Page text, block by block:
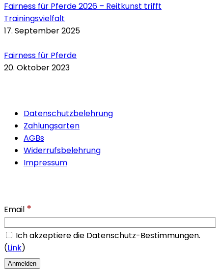
Fairness für Pferde 2026 – Reitkunst trifft
Trainingsvielfalt
17. September 2025
Fairness für Pferde
20. Oktober 2023
Datenschutzbelehrung
Zahlungsarten
AGBs
Widerrufsbelehrung
Impressum
Email *
Ich akzeptiere die Datenschutz-Bestimmungen.
(Link)